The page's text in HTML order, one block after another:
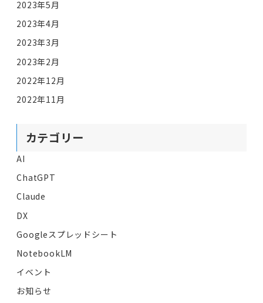
2023年5月
2023年4月
2023年3月
2023年2月
2022年12月
2022年11月
カテゴリー
AI
ChatGPT
Claude
DX
Googleスプレッドシート
NotebookLM
イベント
お知らせ